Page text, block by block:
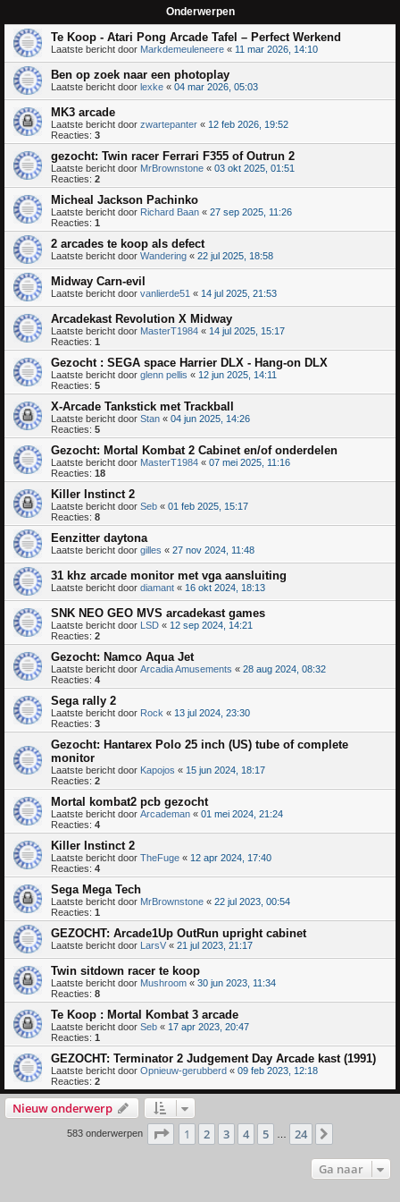
Onderwerpen
Te Koop - Atari Pong Arcade Tafel – Perfect Werkend
Laatste bericht door Markdemeuleneere « 11 mar 2026, 14:10
Ben op zoek naar een photoplay
Laatste bericht door lexke « 04 mar 2026, 05:03
MK3 arcade
Laatste bericht door zwartepanter « 12 feb 2026, 19:52
Reacties: 3
gezocht: Twin racer Ferrari F355 of Outrun 2
Laatste bericht door MrBrownstone « 03 okt 2025, 01:51
Reacties: 2
Micheal Jackson Pachinko
Laatste bericht door Richard Baan « 27 sep 2025, 11:26
Reacties: 1
2 arcades te koop als defect
Laatste bericht door Wandering « 22 jul 2025, 18:58
Midway Carn-evil
Laatste bericht door vanlierde51 « 14 jul 2025, 21:53
Arcadekast Revolution X Midway
Laatste bericht door MasterT1984 « 14 jul 2025, 15:17
Reacties: 1
Gezocht : SEGA space Harrier DLX - Hang-on DLX
Laatste bericht door glenn pellis « 12 jun 2025, 14:11
Reacties: 5
X-Arcade Tankstick met Trackball
Laatste bericht door Stan « 04 jun 2025, 14:26
Reacties: 5
Gezocht: Mortal Kombat 2 Cabinet en/of onderdelen
Laatste bericht door MasterT1984 « 07 mei 2025, 11:16
Reacties: 18
Killer Instinct 2
Laatste bericht door Seb « 01 feb 2025, 15:17
Reacties: 8
Eenzitter daytona
Laatste bericht door gilles « 27 nov 2024, 11:48
31 khz arcade monitor met vga aansluiting
Laatste bericht door diamant « 16 okt 2024, 18:13
SNK NEO GEO MVS arcadekast games
Laatste bericht door LSD « 12 sep 2024, 14:21
Reacties: 2
Gezocht: Namco Aqua Jet
Laatste bericht door Arcadia Amusements « 28 aug 2024, 08:32
Reacties: 4
Sega rally 2
Laatste bericht door Rock « 13 jul 2024, 23:30
Reacties: 3
Gezocht: Hantarex Polo 25 inch (US) tube of complete
monitor
Laatste bericht door Kapojos « 15 jun 2024, 18:17
Reacties: 2
Mortal kombat2 pcb gezocht
Laatste bericht door Arcademan « 01 mei 2024, 21:24
Reacties: 4
Killer Instinct 2
Laatste bericht door TheFuge « 12 apr 2024, 17:40
Reacties: 4
Sega Mega Tech
Laatste bericht door MrBrownstone « 22 jul 2023, 00:54
Reacties: 1
GEZOCHT: Arcade1Up OutRun upright cabinet
Laatste bericht door LarsV « 21 jul 2023, 21:17
Twin sitdown racer te koop
Laatste bericht door Mushroom « 30 jun 2023, 11:34
Reacties: 8
Te Koop : Mortal Kombat 3 arcade
Laatste bericht door Seb « 17 apr 2023, 20:47
Reacties: 1
GEZOCHT: Terminator 2 Judgement Day Arcade kast (1991)
Laatste bericht door Opnieuw-gerubberd « 09 feb 2023, 12:18
Reacties: 2
Nieuw onderwerp
583 onderwerpen Pagina van 24
1 2 3 4 5 24
Ga naar